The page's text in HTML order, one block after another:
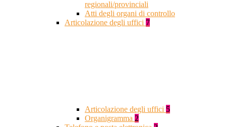
regionali/provinciali
Atti degli organi di controllo
Articolazione degli uffici 7
Articolazione degli uffici 5
Organigramma 2